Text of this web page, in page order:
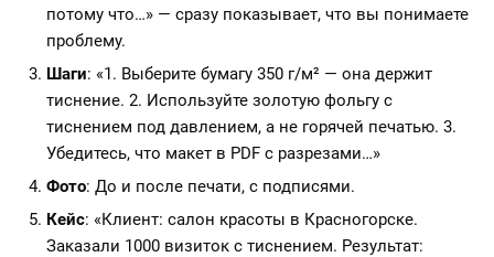
потому что…» — сразу показывает, что вы понимаете
проблему.
Шаги: «1. Выберите бумагу 350 г/м² — она держит
тиснение. 2. Используйте золотую фольгу с
тиснением под давлением, а не горячей печатью. 3.
Убедитесь, что макет в PDF с разрезами…»
Фото: До и после печати, с подписями.
Кейс: «Клиент: салон красоты в Красногорске.
Заказали 1000 визиток с тиснением. Результат: